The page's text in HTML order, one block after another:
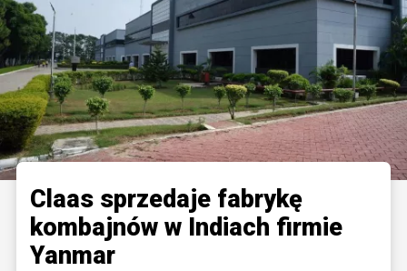
Claas sprzedaje fabrykę
kombajnów w Indiach firmie
Yanmar